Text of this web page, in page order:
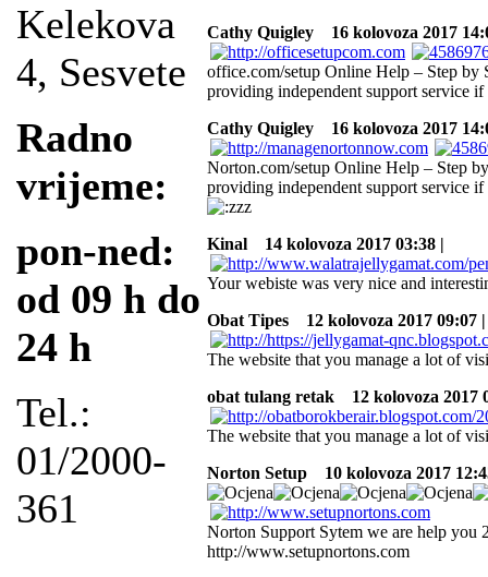
Kelekova
4, Sesvete
Radno
vrijeme:
pon-ned:
od 09 h do
24 h
Tel.:
01/2000-
361
Cathy Quigley 16 kolovoza 2017
office.com/setup Online Help – Step
providing independent support service
Cathy Quigley
16 kolovoza 2017
Norton.com/setup Online Help – Step
providing independent support service
Kinal 14 kolovoza 2017 03:38 |
Your webiste was very nice and
Obat Tipes
12 kolovoza 2017 09:07 |
The website that you manage a lot of
obat tulang retak
12 kolovoza 2017
The website that you manage a lot of
Norton Setup
10 kolovoza 2017
Norton Support Sytem we are help you
http://www.setupnortons.com